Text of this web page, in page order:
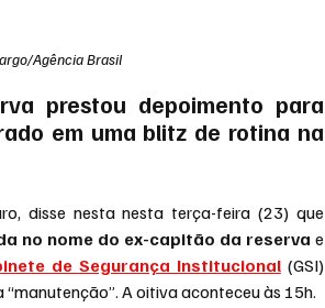
Agência Brasil
prestou depoimento para
em uma blitz de rotina na
disse nesta nesta terça-feira (23) que
no nome do ex-capitão da reserva e
de Segurança Institucional (GSI)
A oitiva aconteceu às 15h.